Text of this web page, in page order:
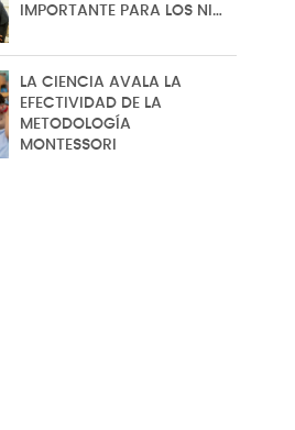
IMPORTANTE PARA LOS NI…
LA CIENCIA AVALA LA
EFECTIVIDAD DE LA
METODOLOGÍA
MONTESSORI